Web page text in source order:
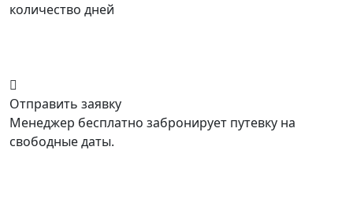
количество дней
Отправить заявку
Менеджер бесплатно забронирует путевку на
свободные даты.